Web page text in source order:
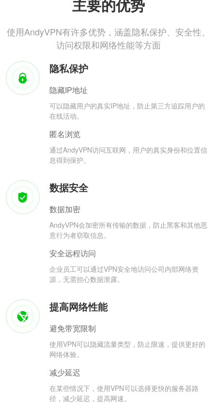
主要的优势
使用AndyVPN有许多优势，涵盖隐私保护、安全性、
访问权限和网络性能等方面
隐私保护
隐藏IP地址
可以隐藏用户的真实IP地址，防止第三方追踪用户的
在线活动。
匿名浏览
通过AndyVPN访问互联网，用户的真实身份和位置信
息得到保护。
数据安全
数据加密
AndyVPN会加密所有传输的数据，防止黑客和其他恶
意行为者窃取信息。
安全远程访问
企业员工可以通过VPN安全地访问公司内部网络资
源，无需担心数据泄露。
提高网络性能
避免带宽限制
使用VPN可以隐藏流量类型，防止限速，提供更好的
网络体验。
减少延迟
在某些情况下，使用VPN可以选择更快的服务器路
径，减少延迟，提高网速。